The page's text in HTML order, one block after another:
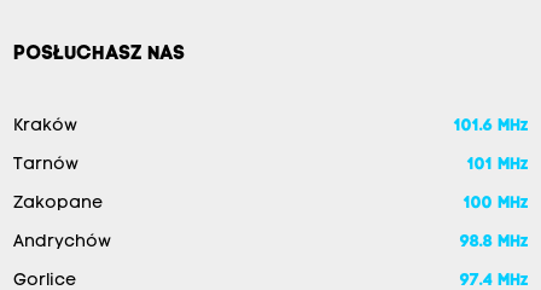
POSŁUCHASZ NAS
Kraków 101.6 MHz
Tarnów 101 MHz
Zakopane 100 MHz
Andrychów 98.8 MHz
Gorlice 97.4 MHz